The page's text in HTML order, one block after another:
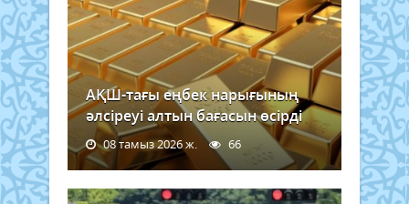
АҚШ-тағы еңбек нарығының
әлсіреуі алтын бағасын өсірді
08 тамыз 2026 ж. 66